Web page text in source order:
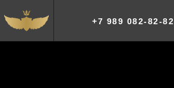
+7 989 082-82-82